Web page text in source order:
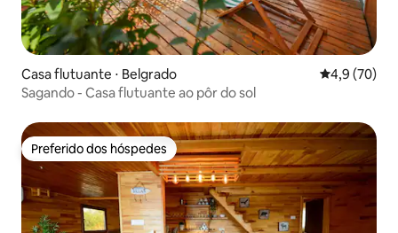
Casa flutuante ⋅ Belgrado 4,9 de uma
4,9 (70)
Sagando - Casa flutuante ao pôr do sol
Preferido dos hóspedes
Preferido dos hóspedes